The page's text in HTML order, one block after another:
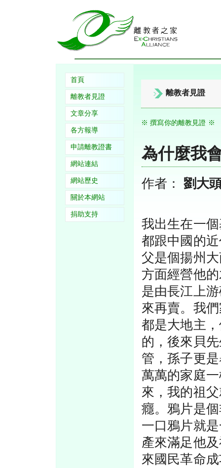
首頁
離教者見證
文章分享
各方報導
申請離教證書
網站連結
網站歷史
關於本網站
捐助支持
離教者見證
※ 撰寫你的離教見證 ※
為什麼我
作者： 劉大
我出生在一
都跟中國的
父是個揚州
方面經營他
是由長江上
來再賣。我
都是大地主
的，後來貝
管，孫子更
萬萬的家庭
來，我的祖
癮。鴉片是
一口鴉片就
產來滿足他
來國民革命